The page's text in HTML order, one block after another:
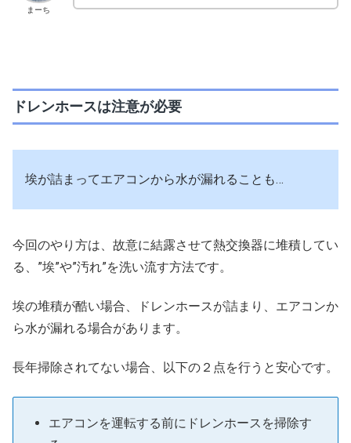
まーち
ドレンホースは注意が必要
埃が詰まってエアコンから水が漏れることも…
今回のやり方は、故意に結露させて熱交換器に堆積してい
る、”埃”や”汚れ”を洗い流す方法です。
埃の堆積が酷い場合、ドレンホースが詰まり、エアコンか
ら水が漏れる場合があります。
長年掃除されてない場合、以下の２点を行うと安心です。
エアコンを運転する前にドレンホースを掃除す